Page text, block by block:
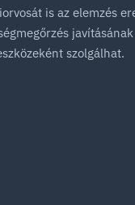
is az elemzés
szolgálhat.